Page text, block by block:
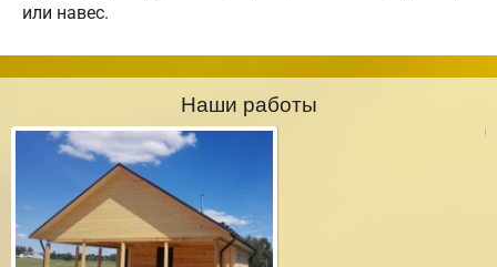
или навес.
Наши работы